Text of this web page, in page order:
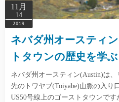
11月
14
2019
ネバダ州オースティ
トタウンの歴史を学ぶ
ネバダ州オースティン(Austin)は
先のトワヤブ(Toiyabe)山脈の入り
US50号線上のゴーストタウンで